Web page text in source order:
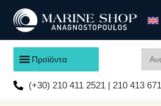
Προϊόντα
for:
(+30) 210 411 2521 | 210 413